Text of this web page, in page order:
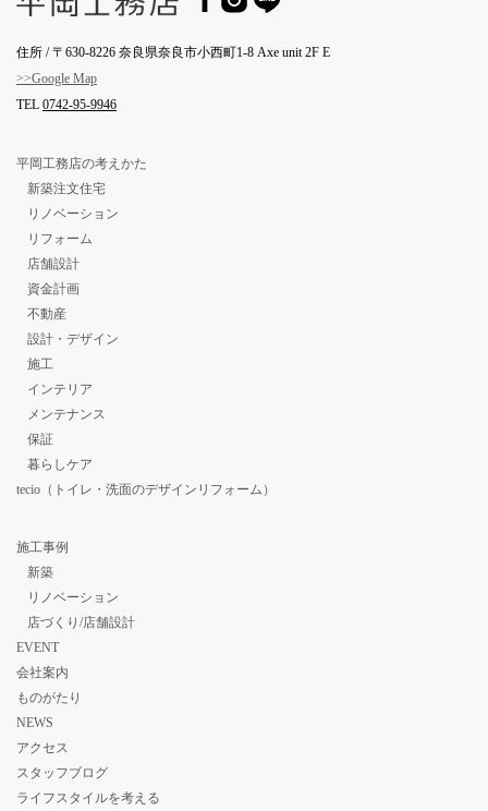
住所 / 〒630-8226 奈良県奈良市小西町1-8 Axe unit 2F E
>>Google Map
TEL 0742-95-9946
平岡工務店の考えかた
新築注文住宅
リノベーション
リフォーム
店舗設計
資金計画
不動産
設計・デザイン
施工
インテリア
メンテナンス
保証
暮らしケア
tecio（トイレ・洗面のデザインリフォーム）
施工事例
新築
リノベーション
店づくり/店舗設計
EVENT
会社案内
ものがたり
NEWS
アクセス
スタッフブログ
ライフスタイルを考える